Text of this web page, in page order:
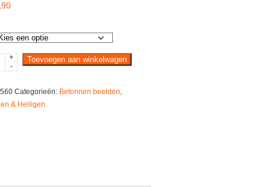
+
-
Toevoegen aan winkelwagen
Categorieën: Betonnen beelden,
& Heiligen